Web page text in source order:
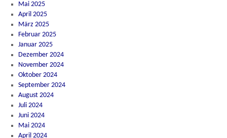
Mai 2025
April 2025
März 2025
Februar 2025
Januar 2025
Dezember 2024
November 2024
Oktober 2024
September 2024
August 2024
Juli 2024
Juni 2024
Mai 2024
April 2024